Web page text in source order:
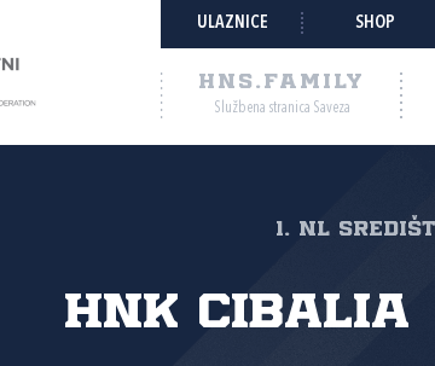
ULAZNICE SHOP
HNS.FAMILY
Službena stranica Saveza
1. NL
HNK Cibalia